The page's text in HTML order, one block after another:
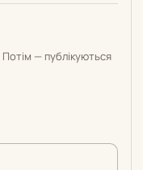
— публікуються